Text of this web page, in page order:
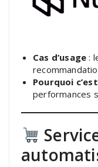
Cas d’usage :
Pourquoi
performances